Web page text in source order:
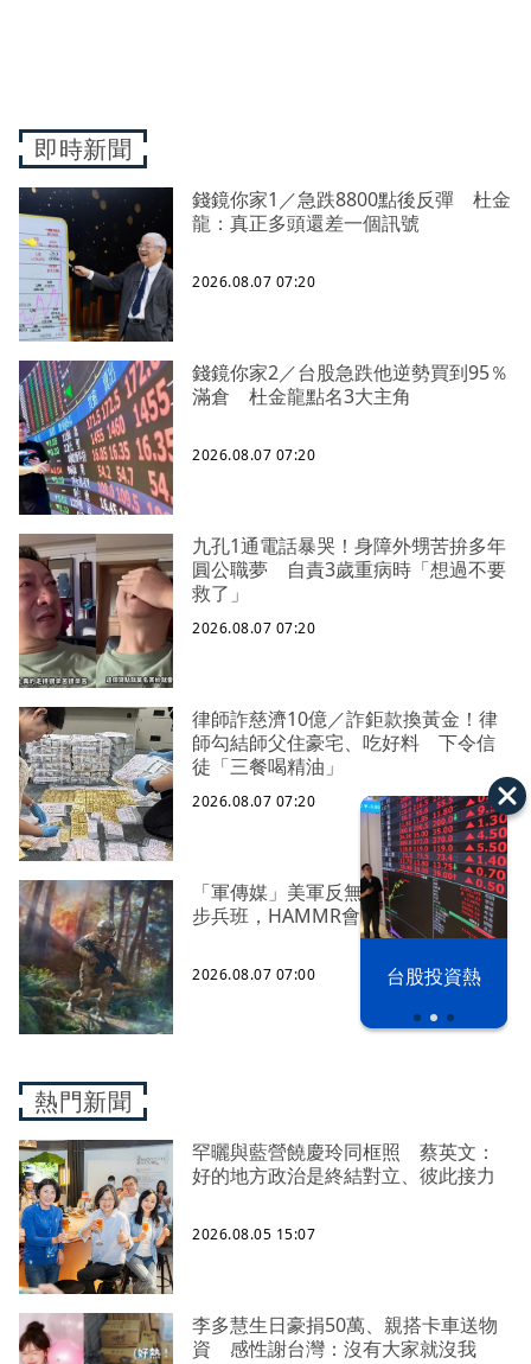
以色列 穹頂
台股投資熱
即時新聞
錢鏡你家1／急跌8800點後反彈 杜金
龍：真正多頭還差一個訊號
2026.08.07 07:20
錢鏡你家2／台股急跌他逆勢買到95％
滿倉 杜金龍點名3大主角
2026.08.07 07:20
九孔1通電話暴哭！身障外甥苦拚多年
圓公職夢 自責3歲重病時「想過不要
救了」
2026.08.07 07:20
律師詐慈濟10億／詐鉅款換黃金！律
師勾結師父住豪宅、吃好料 下令信
徒「三餐喝精油」
2026.08.07 07:20
「軍傳媒」美軍反無人機能力下放到
步兵班，HAMMR會是解決方案之一？
2026.08.07 07:00
熱門新聞
罕曬與藍營饒慶玲同框照 蔡英文：
好的地方政治是終結對立、彼此接力
2026.08.05 15:07
李多慧生日豪捐50萬、親搭卡車送物
資 感性謝台灣：沒有大家就沒我